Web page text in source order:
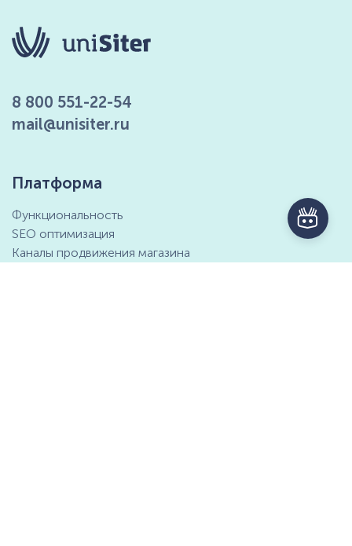
8 800 551-22-54
mail@unisiter.ru
Платформа
Функциональность
SEO оптимизация
Каналы продвижения магазина